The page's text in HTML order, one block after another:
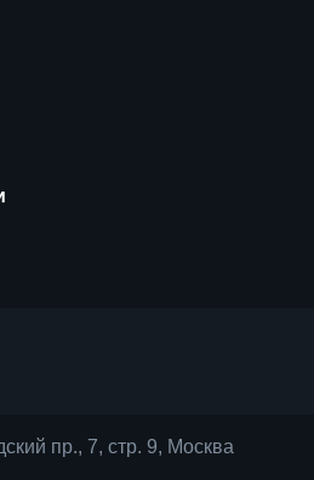
пр., 7, стр. 9, Москва